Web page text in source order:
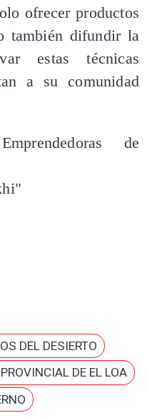
ofrecer productos
también difundir la
estas técnicas
a su comunidad
de
DEL DESIERTO
DE EL LOA